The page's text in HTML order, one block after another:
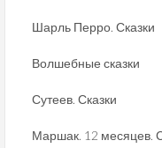
Шарль Перро. Сказки
Волшебные сказки
Сутеев. Сказки
Маршак. 12 месяцев.